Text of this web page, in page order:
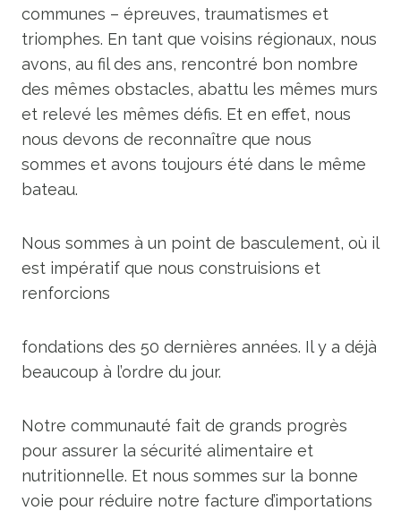
communes – épreuves, traumatismes et
triomphes. En tant que voisins régionaux, nous
avons, au fil des ans, rencontré bon nombre
des mêmes obstacles, abattu les mêmes murs
et relevé les mêmes défis. Et en effet, nous
nous devons de reconnaître que nous
sommes et avons toujours été dans le même
bateau.
Nous sommes à un point de basculement, où il
est impératif que nous construisions et
renforcions
fondations des 50 dernières années. Il y a déjà
beaucoup à l’ordre du jour.
Notre communauté fait de grands progrès
pour assurer la sécurité alimentaire et
nutritionnelle. Et nous sommes sur la bonne
voie pour réduire notre facture d’importations